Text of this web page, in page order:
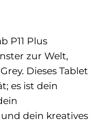
P11 Plus
zur Welt,
Dieses Tablet
es ist dein
dein kreatives